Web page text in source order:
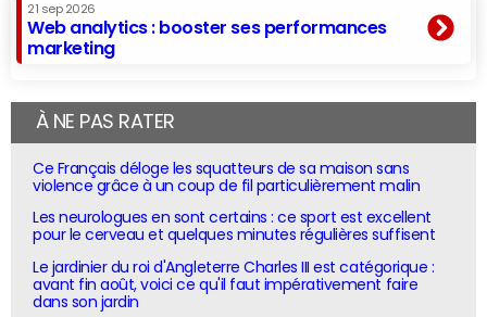
21 sep 2026
Web analytics : booster ses performances
marketing
À NE PAS RATER
Ce Français déloge les squatteurs de sa maison sans
violence grâce à un coup de fil particulièrement malin
Les neurologues en sont certains : ce sport est excellent
pour le cerveau et quelques minutes régulières suffisent
Le jardinier du roi d'Angleterre Charles III est catégorique :
avant fin août, voici ce qu'il faut impérativement faire
dans son jardin